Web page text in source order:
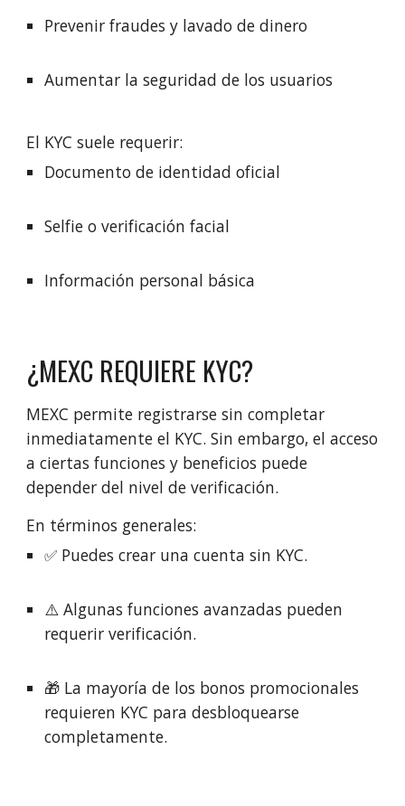
Prevenir fraudes y lavado de dinero
Aumentar la seguridad de los usuarios
El KYC suele requerir:
Documento de identidad oficial
Selfie o verificación facial
Información personal básica
¿MEXC REQUIERE KYC?
MEXC permite registrarse sin completar
inmediatamente el KYC. Sin embargo, el acceso
a ciertas funciones y beneficios puede
depender del nivel de verificación.
En términos generales:
✅ Puedes crear una cuenta sin KYC.
⚠️ Algunas funciones avanzadas pueden
requerir verificación.
🎁 La mayoría de los bonos promocionales
requieren KYC para desbloquearse
completamente.